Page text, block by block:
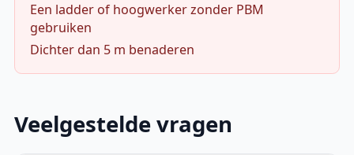
Een ladder of hoogwerker zonder PBM
gebruiken
Dichter dan 5 m benaderen
Veelgestelde vragen